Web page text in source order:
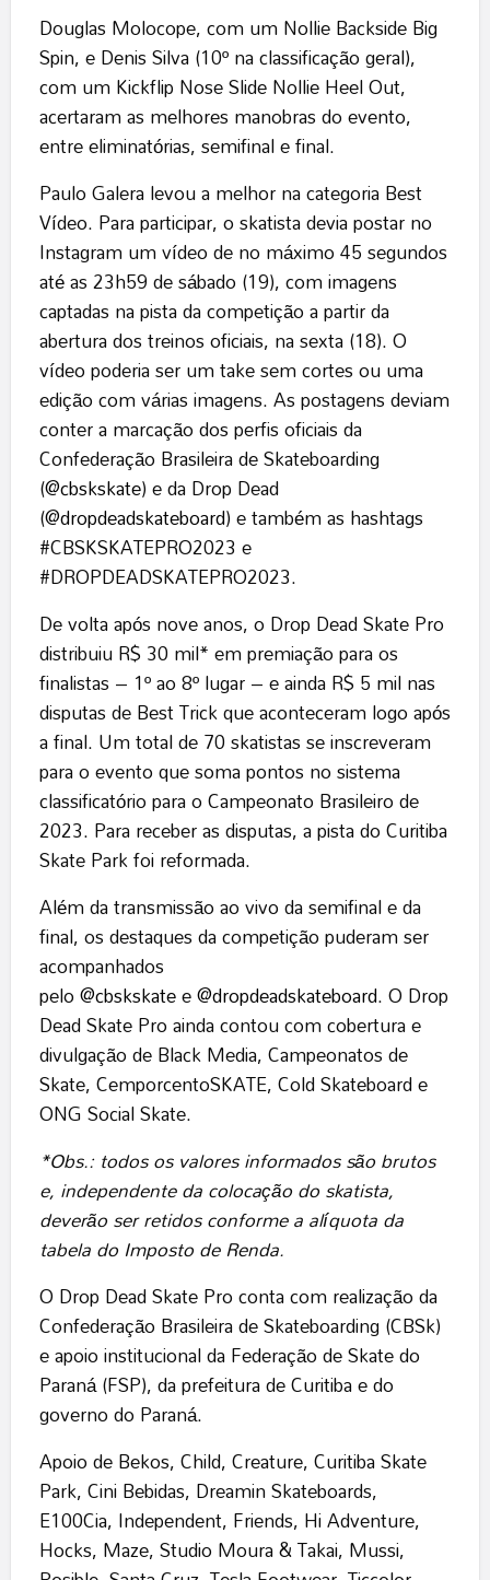
Douglas Molocope, com um Nollie Backside Big
Spin, e Denis Silva (10º na classificação geral),
com um Kickflip Nose Slide Nollie Heel Out,
acertaram as melhores manobras do evento,
entre eliminatórias, semifinal e final.
Paulo Galera levou a melhor na categoria Best
Vídeo. Para participar, o skatista devia postar no
Instagram um vídeo de no máximo 45 segundos
até as 23h59 de sábado (19), com imagens
captadas na pista da competição a partir da
abertura dos treinos oficiais, na sexta (18). O
vídeo poderia ser um take sem cortes ou uma
edição com várias imagens. As postagens deviam
conter a marcação dos perfis oficiais da
Confederação Brasileira de Skateboarding
(@cbskskate) e da Drop Dead
(@dropdeadskateboard) e também as hashtags
#CBSKSKATEPRO2023 e
#DROPDEADSKATEPRO2023.
De volta após nove anos, o Drop Dead Skate Pro
distribuiu R$ 30 mil* em premiação para os
finalistas – 1º ao 8º lugar – e ainda R$ 5 mil nas
disputas de Best Trick que aconteceram logo após
a final. Um total de 70 skatistas se inscreveram
para o evento que soma pontos no sistema
classificatório para o Campeonato Brasileiro de
2023. Para receber as disputas, a pista do Curitiba
Skate Park foi reformada.
Além da transmissão ao vivo da semifinal e da
final, os destaques da competição puderam ser
acompanhados
pelo@cbskskatee@dropdeadskateboard. O Drop
Dead Skate Pro ainda contou com cobertura e
divulgação de Black Media, Campeonatos de
Skate, CemporcentoSKATE, Cold Skateboard e
ONG Social Skate.
*Obs.: todos os valores informados são brutos
e, independente da colocação do skatista,
deverão ser retidos conforme a alíquota da
tabela do Imposto de Renda.
O Drop Dead Skate Pro conta com realização da
Confederação Brasileira de Skateboarding (CBSk)
e apoio institucional da Federação de Skate do
Paraná (FSP), da prefeitura de Curitiba e do
governo do Paraná.
Apoio de Bekos, Child, Creature, Curitiba Skate
Park, Cini Bebidas, Dreamin Skateboards,
E100Cia, Independent, Friends, Hi Adventure,
Hocks, Maze, Studio Moura & Takai, Mussi,